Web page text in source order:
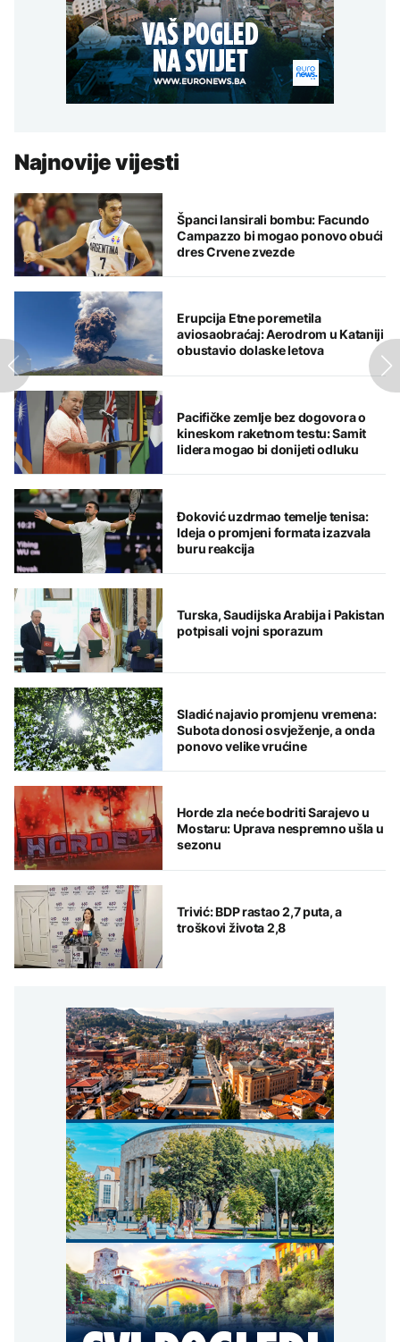
Najnovije vijesti
Španci lansirali bombu: Facundo
Campazzo bi mogao ponovo obući
dres Crvene zvezde
Erupcija Etne poremetila
aviosaobraćaj: Aerodrom u Kataniji
obustavio dolaske letova
Pacifičke zemlje bez dogovora o
kineskom raketnom testu: Samit
lidera mogao bi donijeti odluku
Đoković uzdrmao temelje tenisa:
Ideja o promjeni formata izazvala
buru reakcija
Turska, Saudijska Arabija i Pakistan
potpisali vojni sporazum
Sladić najavio promjenu vremena:
Subota donosi osvježenje, a onda
ponovo velike vrućine
Horde zla neće bodriti Sarajevo u
Mostaru: Uprava nespremno ušla u
sezonu
Trivić: BDP rastao 2,7 puta, a
troškovi života 2,8